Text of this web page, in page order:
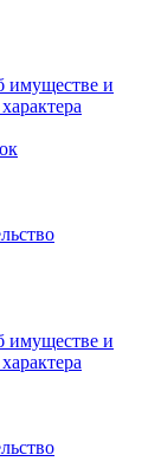
имуществе и
имуществе и